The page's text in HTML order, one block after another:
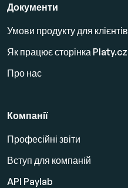
Документи
Умови продукту для клієнтів
Як працює сторінка Platy.cz
Про нас
Компанії
Професійні звіти
Вступ для компаній
API Paylab